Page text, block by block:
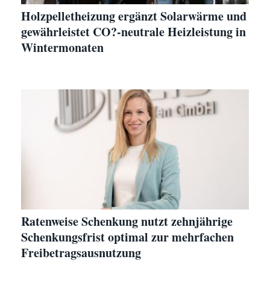
Holzpelletheizung ergänzt Solarwärme und
gewährleistet CO?-neutrale Heizleistung in
Wintermonaten
Ratenweise Schenkung nutzt zehnjährige
Schenkungsfrist optimal zur mehrfachen
Freibetragsausnutzung